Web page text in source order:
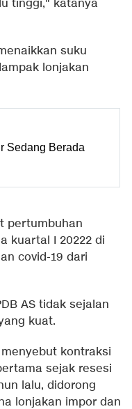
tinggi," katanya
suku
lonjakan
Sedang Berada
pertumbuhan
kuartal I 20222 di
covid-19 dari
AS tidak sejalan
kuat.
kontraksi
sejak resesi
lalu, didorong
lonjakan impor dan